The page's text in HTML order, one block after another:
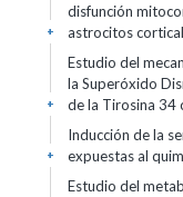
disfunción
astrocitos
+
Estudio del
la Superóxido
de la Tirosina 34
+
Inducción de la
expuestas al
+
Estudio del